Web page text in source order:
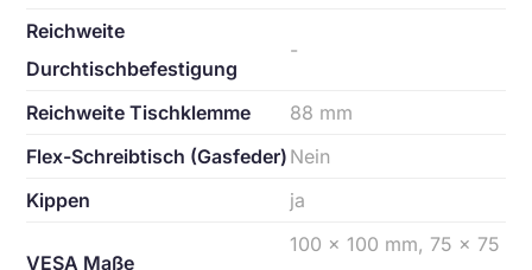
Reichweite
Durchtischbefestigung
-
Reichweite Tischklemme
88 mm
Flex-Schreibtisch (Gasfeder) Nein
Kippen
ja
VESA Maße
100 x 100 mm, 75 x 75